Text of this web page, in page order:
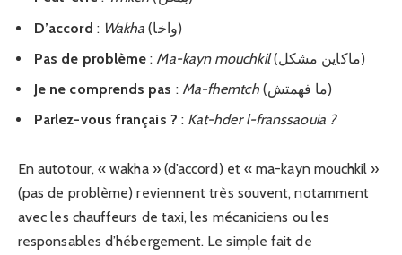
D’accord : Wakha
(واخا)
Pas de problème : Ma-kayn mouchkil
(ماكاين مشكل)
Je ne comprends pas : Ma-fhemtch
(ما فهمتش)
Parlez-vous français ? : Kat-hder l-franssaouia ?
En autotour, « wakha » (d’accord) et « ma-kayn mouchkil »
(pas de problème) reviennent très souvent, notamment
avec les chauffeurs de taxi, les mécaniciens ou les
responsables d’hébergement. Le simple fait de